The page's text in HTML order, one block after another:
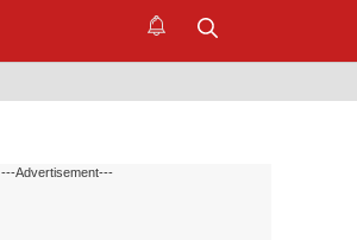
---Advertisement---